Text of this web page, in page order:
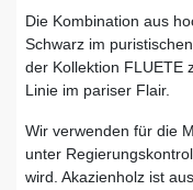
Die Kombination aus
Schwarz im
der Kollektion FLUETE
Linie im pariser Flair.
Wir verwenden für die
unter
wird. Akazienholz ist